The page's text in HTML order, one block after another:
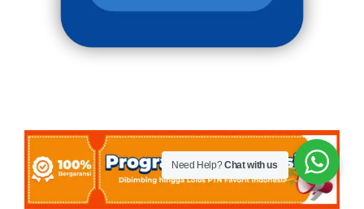
Need Help?Chat with us